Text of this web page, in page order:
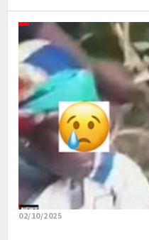
02/10/2025